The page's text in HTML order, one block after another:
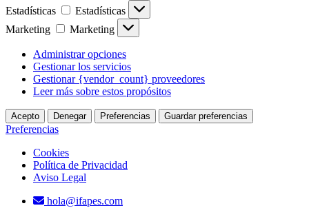
Estadísticas
Estadísticas
Marketing
Marketing
Administrar opciones
Gestionar los servicios
Gestionar {vendor_count} proveedores
Leer más sobre estos propósitos
Acepto Denegar Preferencias Guardar preferencias
Preferencias
Cookies
Política de Privacidad
Aviso Legal
hola@ifapes.com